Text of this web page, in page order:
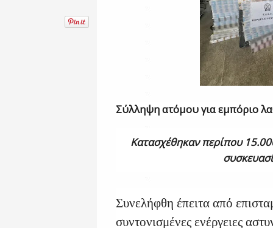
Σύλληψη ατόμου για εμπόριο
Κατασχέθηκαν περίπου
Συνελήφθη έπειτα από
συντονισμένες ενέργειες